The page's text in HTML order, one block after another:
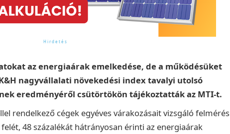
az energiaárak emelkedése, de a működésüket
nagyvállalati növekedési index tavalyi utolsó
eredményéről csütörtökön tájékoztatták az MTI-t.
rendelkező cégek egyéves várakozásait vizsgáló felmérés
48 százalékát hátrányosan érinti az energiaárak